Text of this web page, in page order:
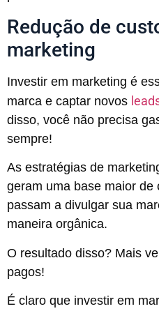
Redução de
marketing
Investir em marketing é
marca e captar novos
disso, você não precisa
sempre!
As estratégias de
geram uma base maior de
passam a divulgar sua
maneira orgânica.
O resultado disso? Mais
pagos!
É claro que investir em